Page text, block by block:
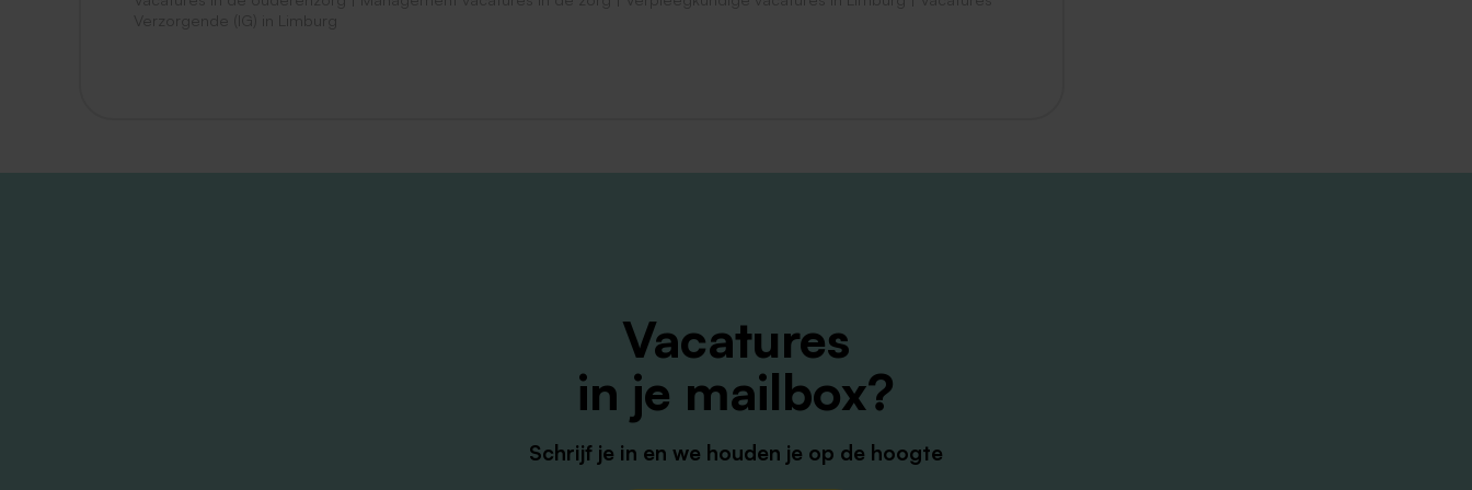
Vacatures
in je mailbox?
Schrijf je in en we houden je op de hoogte